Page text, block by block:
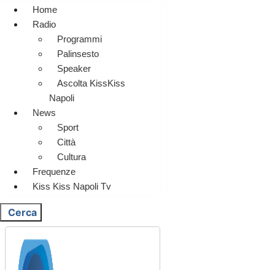
Home
Radio
Programmi
Palinsesto
Speaker
Ascolta KissKiss
Napoli
News
Sport
Città
Cultura
Frequenze
Kiss Kiss Napoli Tv
Cerca